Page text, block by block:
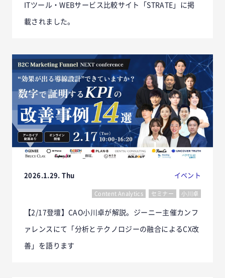
ITツール・WEBサービス比較サイト「STRATE」に掲
載されました。
2026.1.29. Thu イベント
Content Analytics セミナー 小川卓
【2/17登壇】CAO小川卓が解説。ジーニー主催カンフ
ァレンスにて「分析とテクノロジーの融合によるCX改
善」を語ります